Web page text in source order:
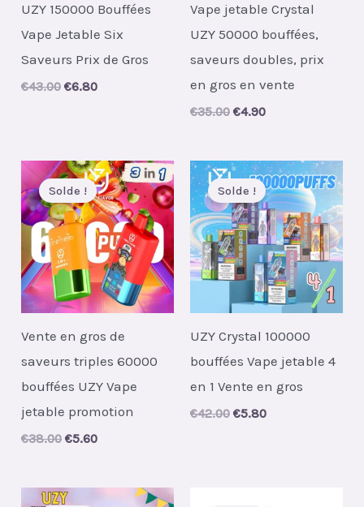
UZY 150000 Bouffées
Vape Jetable Six
Saveurs Prix de Gros
€43.00 Original
€6.80Current
Vape jetable Crystal
UZY 50000 bouffées,
saveurs doubles, prix
en gros en vente
€35.00 Original
€35.00.
€4.90Current
€4.90.
Solde !
Vente en gros de
saveurs triples 60000
bouffées UZY Vape
jetable promotion
€38.00 Original
€38.00.
€5.60Current
€5.60.
Solde !
UZY Crystal 100000
bouffées Vape jetable 4
en 1 Vente en gros
€42.00 Original
€5.80Current